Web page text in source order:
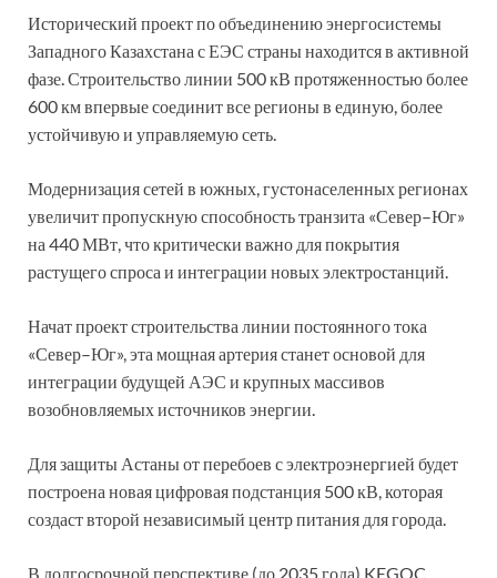
Исторический проект по объединению энергосистемы
Западного Казахстана с ЕЭС страны находится в активной
фазе. Строительство линии 500 кВ протяженностью более
600 км впервые соединит все регионы в единую, более
устойчивую и управляемую сеть.
Модернизация сетей в южных, густонаселенных регионах
увеличит пропускную способность транзита «Север–Юг»
на 440 МВт, что критически важно для покрытия
растущего спроса и интеграции новых электростанций.
Начат проект строительства линии постоянного тока
«Север–Юг», эта мощная артерия станет основой для
интеграции будущей АЭС и крупных массивов
возобновляемых источников энергии.
Для защиты Астаны от перебоев с электроэнергией будет
построена новая цифровая подстанция 500 кВ, которая
создаст второй независимый центр питания для города.
В долгосрочной перспективе (до 2035 года) KEGOC